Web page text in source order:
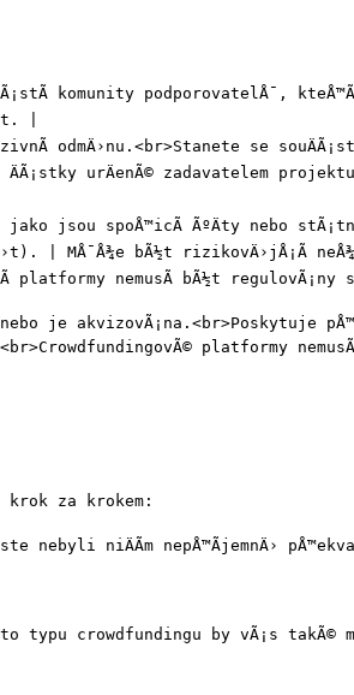
komunity podporovatelÅ¯,
|
odmÄ›nu.<br>Stanete se
urÄenÃ© zadavatelem
jako jsou spoÅ™icÃ­ ÃºÄty nebo
| MÅ¯Å¾e bÃ½t rizikovÄ›jÅ¡Ã­
nemusÃ­ bÃ½t regulovÃ¡ny
je akvizovÃ¡na.<br>Poskytuje
platformy
krok za krokem:
niÄÃ­m nepÅ™Ã­jemnÄ›
crowdfundingu by vÃ¡s takÃ©